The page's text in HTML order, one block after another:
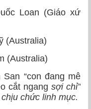
Loan (Giáo xứ
(Australia)
(Australia)
“con đang mê
cắt ngang sợi chỉ”
chức linh mục.